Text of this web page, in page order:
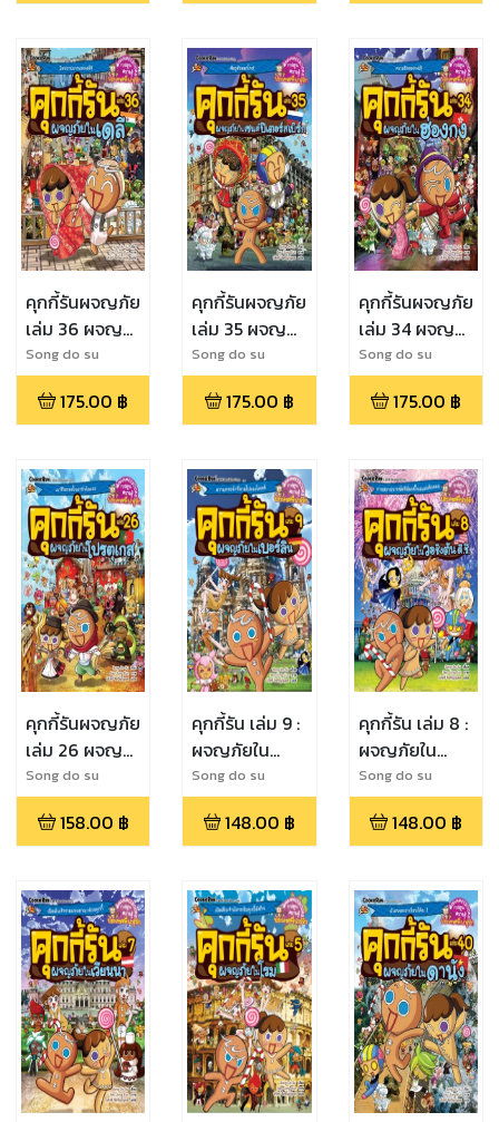
คุกกี้รันผจญภัย
เล่ม 36 ผจญ
ภัยในเดลี
Song do su
175.00 ฿
คุกกี้รันผจญภัย
เล่ม 35 ผจญ
ภัยในเซนต์ปีเต
อร์สเบิร์ก
Song do su
175.00 ฿
คุกกี้รันผจญภัย
เล่ม 34 ผจญ
ภัยในฮ่องกง
Song do su
175.00 ฿
คุกกี้รันผจญภัย
เล่ม 26 ผจญ
ภัยในโปรตุเกส
Song do su
158.00 ฿
คุกกี้รัน เล่ม 9 :
ผจญภัยใน
เบอร์ลิน
Song do su
148.00 ฿
คุกกี้รัน เล่ม 8 :
ผจญภัยใน
วอชิงตัน ดี.ซี.
Song do su
148.00 ฿